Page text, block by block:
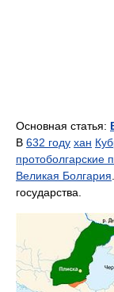
Основная статья:
В 632 году хан
протоболгарские
Великая Болгария
государства.